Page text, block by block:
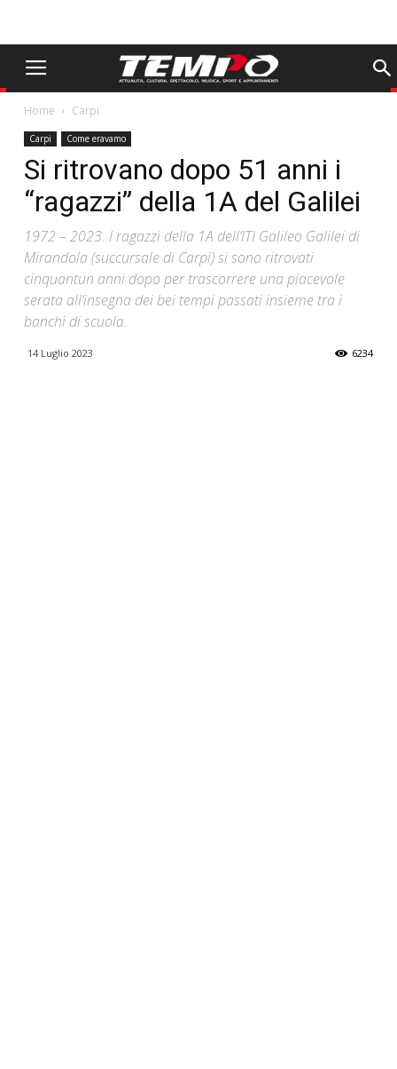
Home Carpi
Carpi Come eravamo
Si ritrovano dopo 51 anni i
“ragazzi” della 1A del Galilei
1972 – 2023. I ragazzi della 1A dell’ITI Galileo Galilei di
Mirandola (succursale di Carpi) si sono ritrovati
cinquantun anni dopo per trascorrere una piacevole
serata all’insegna dei bei tempi passati insieme tra i
banchi di scuola.
14 Luglio 2023 6234